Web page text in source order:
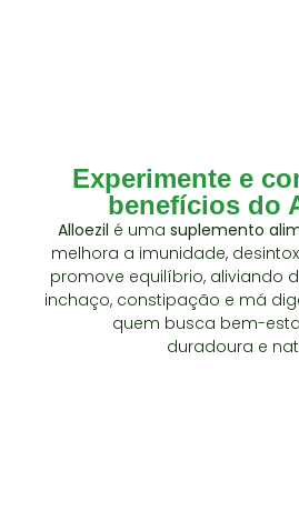
Experimente e
benefícios do
Alloezil é uma suplemento
melhora a imunidade,
promove equilíbrio, aliviando
inchaço, constipação e má
quem busca bem-
duradoura e